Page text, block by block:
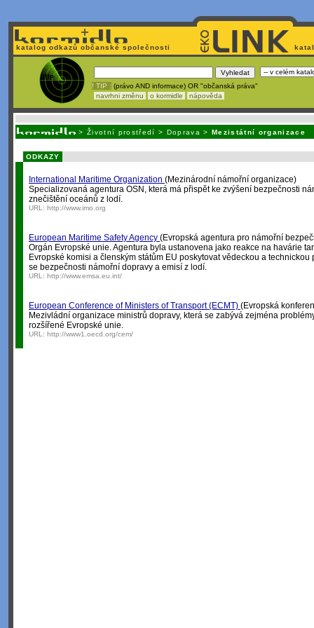
katalog odkazů občanské společnosti
! TIP : (právo AND informace) OR "občanská práva"
navrhni změnu
o kormidle nápověda
> Životní prostředí > Doprava >Mezistátní organizace
ODKAZY
International Maritime Organization (Mezinárodní námořní organizace)
Specializovaná agentura OSN, která má přispět ke zvýšení bezpečnosti
znečištění oceánů z lodí.
URL: http://www.imo.org
European Maritime Safety Agency (Evropská agentura pro námořní
Orgán Evropské unie. Agentura byla ustanovena jako reakce na havárie
Evropské komisi a členským státům EU poskytovat vědeckou a
se bezpečnosti námořní dopravy a emisí z lodí.
URL: http://www.emsa.eu.int/
European Conference of Ministers of Transport (ECMT) (Evropská
Mezivládní organizace ministrů dopravy, která se zabývá zejména
rozšířené Evropské unie.
URL: http://www1.oecd.org/cem/